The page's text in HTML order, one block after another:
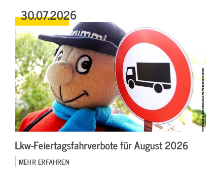
30.07.2026
Lkw-Feiertagsfahrverbote für August 2026
MEHR ERFAHREN